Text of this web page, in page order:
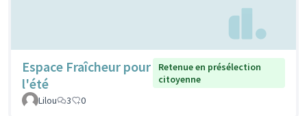
Espace Fraîcheur pour
l'été
Retenue en présélection
citoyenne
Lilou
3 0